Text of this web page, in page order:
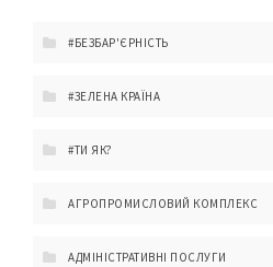
#БЕЗБАР'ЄРНІСТЬ
#ЗЕЛЕНА КРАЇНА
#ТИ ЯК?
АГРОПРОМИСЛОВИЙ КОМПЛЕКС
АДМІНІСТРАТИВНІ ПОСЛУГИ